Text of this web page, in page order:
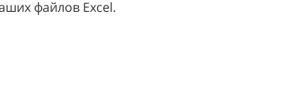
файлов Excel.